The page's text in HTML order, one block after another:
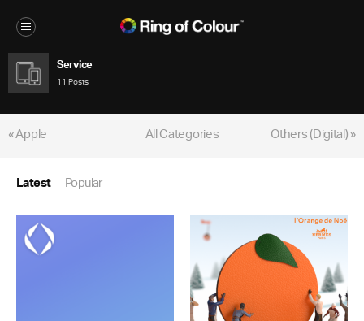
Service
11 Posts
« Apple Others (Digital) »
All Categories
Latest Popular